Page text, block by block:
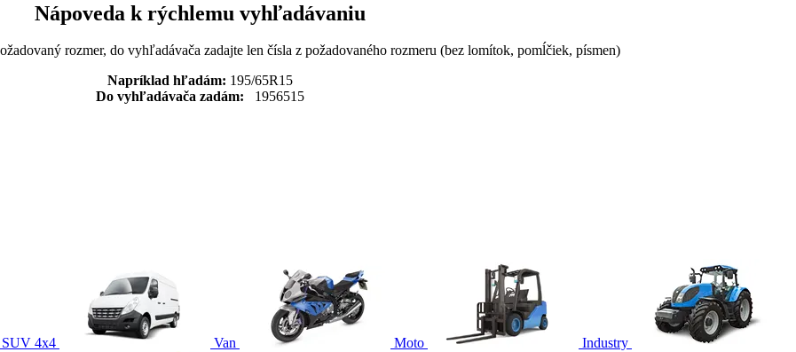
Nápoveda k rýchlemu vyhľadávaniu
rozmer, do vyhľadávača zadajte len čísla z požadovaného rozmeru (bez lomítok, pomĺčiek, písmen)
Napríklad hľadám: 195/65R15
Do vyhľadávača zadám: 1956515
SUV 4x4 Van Moto Industry